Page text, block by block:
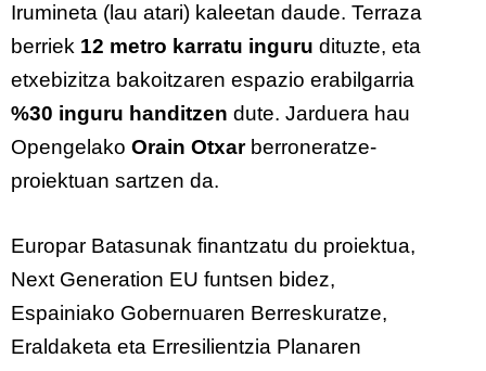
Irumineta (lau atari) kaleetan daude. Terraza
berriek 12 metro karratu inguru dituzte, eta
etxebizitza bakoitzaren espazio erabilgarria
%30 inguru handitzen dute. Jarduera hau
Opengelako Orain Otxarberroneratze-
proiektuan sartzen da.
Europar Batasunak finantzatu du proiektua,
Next Generation EU funtsen bidez,
Espainiako Gobernuaren Berreskuratze,
Eraldaketa eta Erresilientzia Planaren